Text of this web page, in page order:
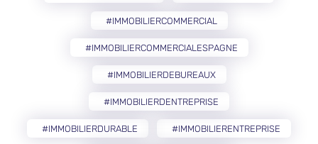
#IMMOBILIERCOMMERCIAL
#IMMOBILIERCOMMERCIALESPAGNE
#IMMOBILIERDEBUREAUX
#IMMOBILIERDENTREPRISE
#IMMOBILIERDURABLE #IMMOBILIERENTREPRISE